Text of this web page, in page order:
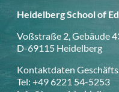
Heidelberg School of
Voßstraße 2, Gebäude
D-69115 Heidelberg
Kontaktdaten
Tel: +49 6221 54-5253